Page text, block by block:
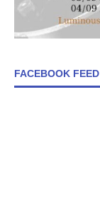
FACEBOOK FEED